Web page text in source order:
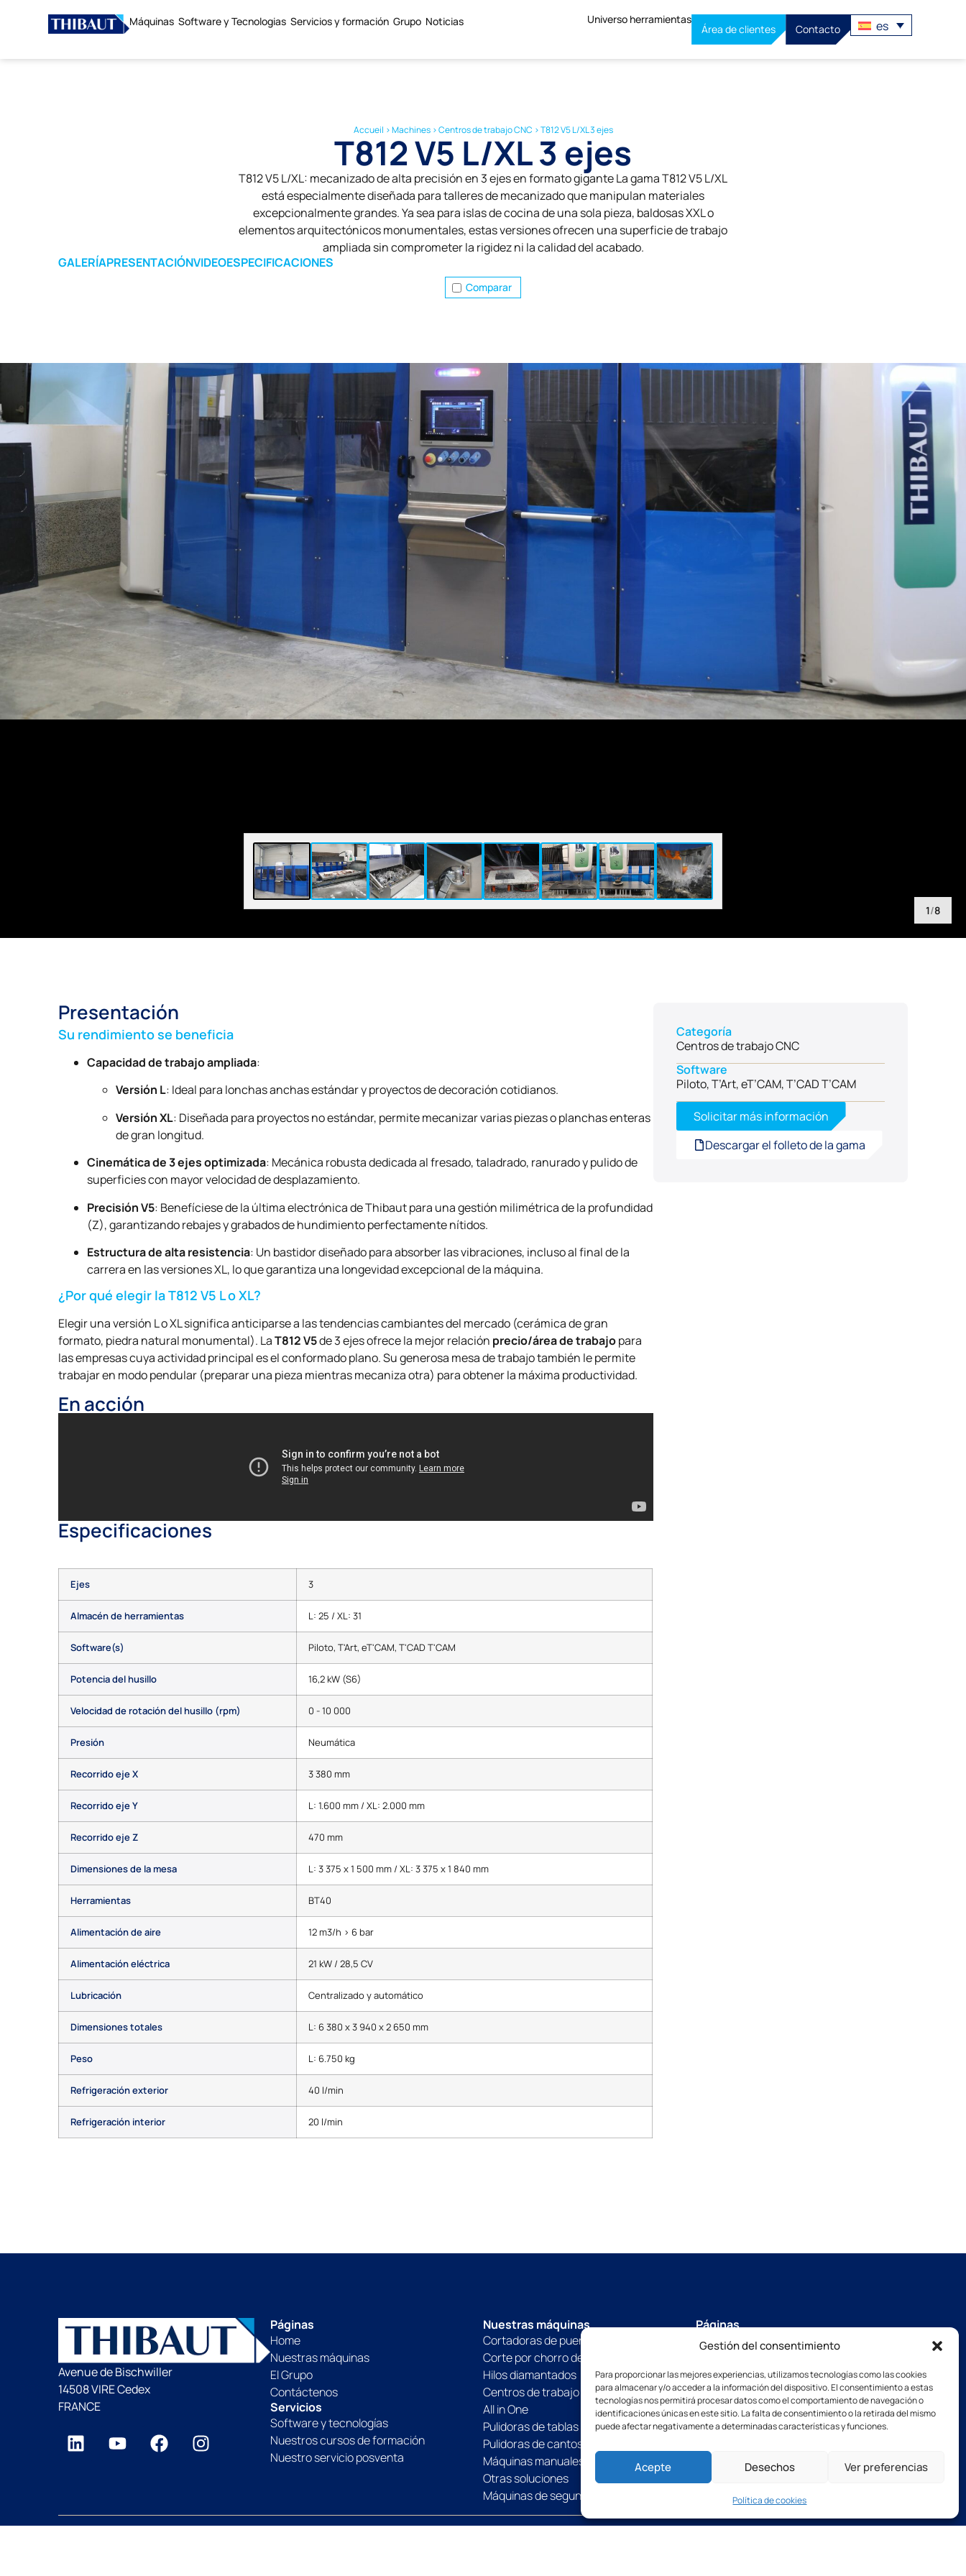
Gestión del consentimiento
Para proporcionar las mejores experiencias, utilizamos tecnologías como las cookies
para almacenar y/o acceder a la información del dispositivo. El consentimiento a estas
tecnologías nos permitirá procesar datos como el comportamiento de navegación o
identificaciones únicas en este sitio. La falta de consentimiento o la retirada del mismo
puede afectar negativamente a determinadas características y funciones.
Acepte Desechos Ver preferencias
Política de cookies
Máquinas Software y Tecnologias Servicios y formación Grupo Noticias Universo herramientas
Área de clientes Contacto es
Accueil >Machines>Centros de trabajo CNC >T812 V5 L/XL 3 ejes
T812 V5 L/XL 3 ejes
T812 V5 L/XL: mecanizado de alta precisión en 3 ejes en formato gigante La gama T812 V5 L/XL
está especialmente diseñada para talleres de mecanizado que manipulan materiales
excepcionalmente grandes. Ya sea para islas de cocina de una sola pieza, baldosas XXL o
elementos arquitectónicos monumentales, estas versiones ofrecen una superficie de trabajo
ampliada sin comprometer la rigidez ni la calidad del acabado.
GALERÍAPRESENTACIÓNVIDEOESPECIFICACIONES
Comparar
1/8
Presentación
Su rendimiento se beneficia
Capacidad de trabajo ampliada:
Versión L: Ideal para lonchas anchas estándar y proyectos de decoración cotidianos.
Versión XL: Diseñada para proyectos no estándar, permite mecanizar varias piezas o planchas enteras
de gran longitud.
Cinemática de 3 ejes optimizada: Mecánica robusta dedicada al fresado, taladrado, ranurado y pulido de
superficies con mayor velocidad de desplazamiento.
Precisión V5: Benefíciese de la última electrónica de Thibaut para una gestión milimétrica de la profundidad
(Z), garantizando rebajes y grabados de hundimiento perfectamente nítidos.
Estructura de alta resistencia: Un bastidor diseñado para absorber las vibraciones, incluso al final de la
carrera en las versiones XL, lo que garantiza una longevidad excepcional de la máquina.
¿Por qué elegir la T812 V5 L o XL?
Elegir una versión L o XL significa anticiparse a las tendencias cambiantes del mercado (cerámica de gran
formato, piedra natural monumental). LaT812 V5de 3 ejes ofrece la mejor relación precio/área de trabajopara
las empresas cuya actividad principal es el conformado plano. Su generosa mesa de trabajo también le permite
trabajar en modo pendular (preparar una pieza mientras mecaniza otra) para obtener la máxima productividad.
En acción
Especificaciones
Ejes 3
Almacén de herramientas L: 25 / XL: 31
Software(s) Piloto, T'Art, eT'CAM, T'CAD T'CAM
Potencia del husillo 16,2 kW (S6)
Velocidad de rotación del husillo (rpm) 0 - 10 000
Presión Neumática
Recorrido eje X 3 380 mm
Recorrido eje Y L: 1.600 mm / XL: 2.000 mm
Recorrido eje Z 470 mm
Dimensiones de la mesa L: 3 375 x 1 500 mm / XL: 3 375 x 1 840 mm
Herramientas BT40
Alimentación de aire 12 m3/h > 6 bar
Alimentación eléctrica 21 kW / 28,5 CV
Lubricación Centralizado y automático
Dimensiones totales L: 6 380 x 3 940 x 2 650 mm
Peso L: 6.750 kg
Refrigeración exterior 40 l/min
Refrigeración interior 20 l/min
Categoría
Centros de trabajo CNC
Software
Piloto, T’Art, eT’CAM, T’CAD T’CAM
Solicitar más información
Descargar el folleto de la gama
Avenue de Bischwiller
14508 VIRE Cedex
FRANCE
Páginas
Home
Nuestras máquinas
El Grupo
Contáctenos
Servicios
Software y tecnologías
Nuestros cursos de formación
Nuestro servicio posventa
Nuestras máquinas
Cortadoras de puente CNC 5 ejes
Corte por chorro de agua
Hilos diamantados
Centros de trabajo CNC
All in One
Pulidoras de tablas y superficies planas
Pulidoras de cantos
Máquinas manuales
Otras soluciones
Máquinas de segunda mano
Páginas
Contáctenos
Descarga nuestro folleto
+33(0)2 31 66 68 00
Nuestras filiales
TSB outillage
Thibaut Service by Calas